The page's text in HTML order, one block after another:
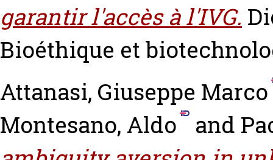
garantir l'accès à l'IVG.
Bioéthique et
Attanasi, Giuseppe Marco
Montesano, Aldo
and